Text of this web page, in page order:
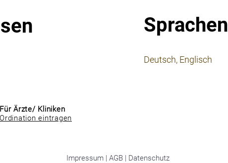
Sprachen
Deutsch, Englisch
Für Ärzte/ Kliniken
Ordination eintragen
Impressum | AGB | Datenschutz